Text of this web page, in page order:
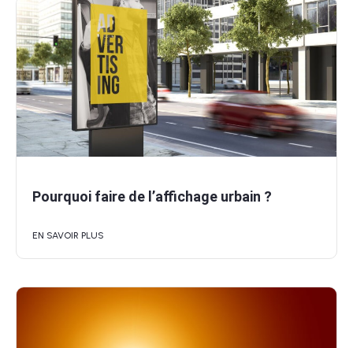
Pourquoi faire de l’affichage urbain ?
EN SAVOIR PLUS